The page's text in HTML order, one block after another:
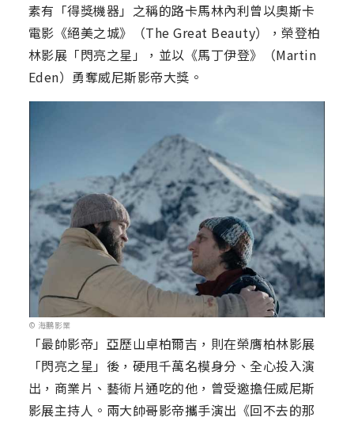
素有「得獎機器」之稱的路卡馬林內利曾以奧斯卡
電影《絕美之城》（The Great Beauty），榮登柏
林影展「閃亮之星」，並以《馬丁伊登》（Martin
Eden）勇奪威尼斯影帝大獎。
© 海鵬影業
「最帥影帝」亞歷山卓柏爾吉，則在榮膺柏林影展
「閃亮之星」後，硬甩千萬名模身分、全心投入演
出，商業片、藝術片通吃的他，曾受邀擔任威尼斯
影展主持人。兩大帥哥影帝攜手演出《回不去的那